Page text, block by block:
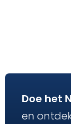
Doe het
en